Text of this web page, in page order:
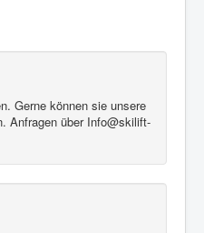
Gerne können sie unsere
Anfragen über Info@skilift-